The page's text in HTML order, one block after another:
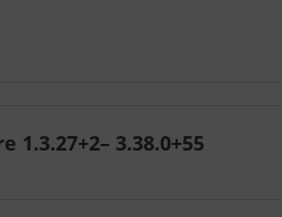
1.3.27+2– 3.38.0+55